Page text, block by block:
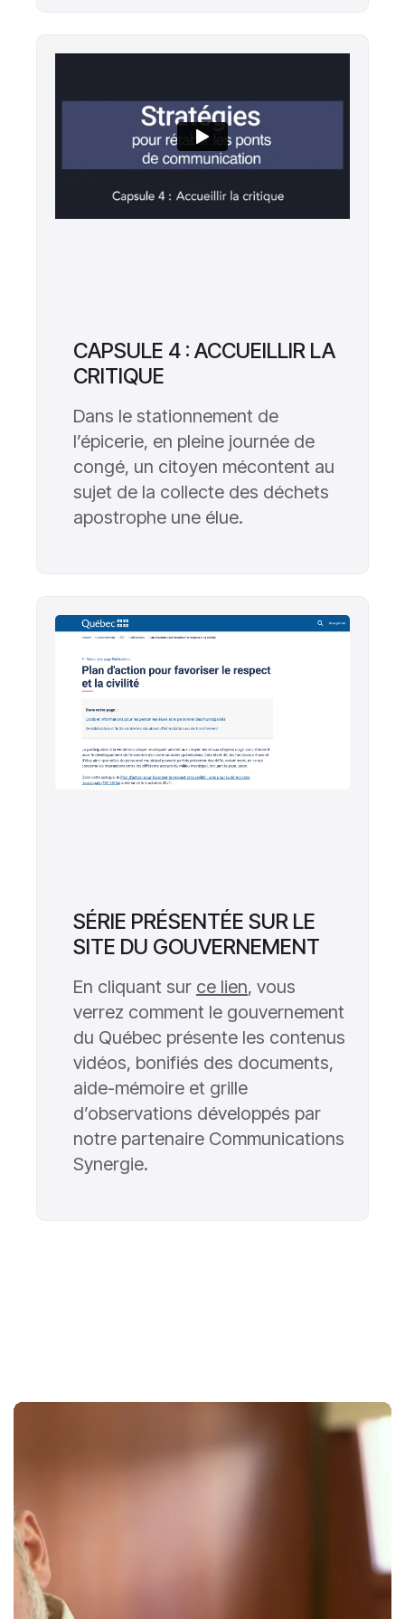
CAPSULE 4 : ACCUEILLIR LA
CRITIQUE
Dans le stationnement de
l’épicerie, en pleine journée de
congé, un citoyen mécontent au
sujet de la collecte des déchets
apostrophe une élue.
SÉRIE PRÉSENTÉE SUR LE
SITE DU GOUVERNEMENT
En cliquant sur ce lien, vous
verrez comment le gouvernement
du Québec présente les contenus
vidéos, bonifiés des documents,
aide-mémoire et grille
d’observations développés par
notre partenaire Communications
Synergie.